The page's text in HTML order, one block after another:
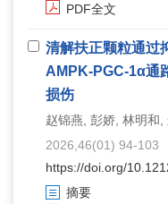
PDF全文
清解扶正颗粒通过
AMPK-PGC-1α通
损伤
赵锦燕, 彭娇, 林明和
2026,46(01) 94-103
https://doi.org/
摘要